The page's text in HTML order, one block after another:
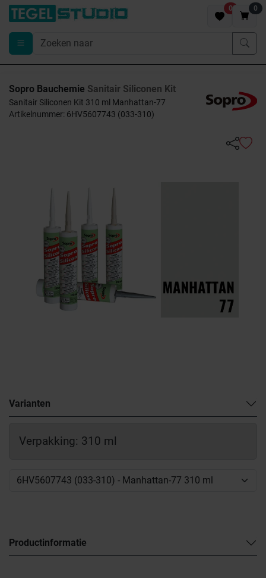
0 0
Sopro Bauchemie Sanitair Siliconen Kit
Sanitair Siliconen Kit 310 ml Manhattan-77
Artikelnummer: 6HV5607743 (033-310)
Varianten
Verpakking: 310 ml
Productinformatie